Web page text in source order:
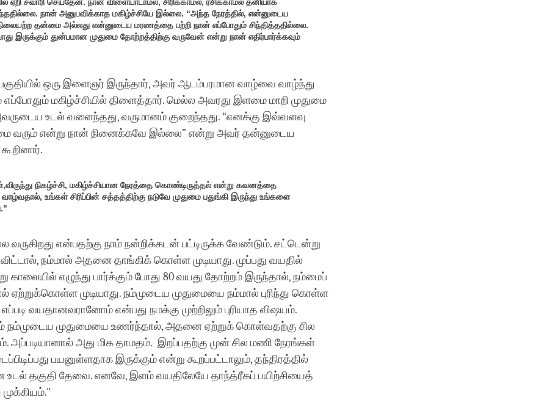
ஏறி சவாரி செய்தேன். நான் விளையாடாமல், சிரிக்காமல், ரசிக்காமல் தனியாக
நான் அனுபவிக்காத மகிழ்ச்சியே இல்லை. “அந்த நேரத்தில், என்னுடைய
தன்மை அல்லது என்னுடைய மரணத்தை பற்றி நான் எப்போதும் சிந்தித்ததில்லை.
இருக்கும் துன்பமான முதுமை தோற்றத்திற்கு வருவேன் என்று நான் எதிர்பார்க்கவும்
ஒரு இளைஞர் இருந்தார், அவர் ஆடம்பரமான வாழ்வை வாழ்ந்து
எப்போதும் மகிழ்ச்சியில் திளைத்தார். மெல்ல அவரது இளமை மாறி முதுமை
உடல் வளைந்தது, வருமானம் குறைந்தது. “எனக்கு இவ்வளவு
வரும் என்று நான் நினைக்கவே இல்லை” என்று அவர் தன்னுடைய
நிகழ்ச்சி, மகிழ்ச்சியான நேரத்தை கொண்டிருத்தல் என்று கவனத்தை
வாழ்வதால், உங்கள் சிரிப்பின் சத்தத்திற்கு நடுவே முதுமை பதுங்கி இருந்து உங்களை
வருகிறது என்பதற்கு நாம் நன்றிக்கடன் பட்டிருக்க வேண்டும். சட்டென்று
நம்மால் அதனை தாங்கிக் கொள்ள முடியாது. முப்பது வயதில்
காலையில் எழுந்து பார்க்கும் போது 80 வயது தோற்றம் இருந்தால், நம்மைப்
ஏற்றுக்கொள்ள முடியாது. நம்முடைய முதுமையை நம்மால் புரிந்து கொள்ள
எப்படி வயதானவரானோம் என்பது நமக்கு முற்றிலும் புரியாத விஷயம்.
நம்முடைய முதுமையை உணர்ந்தால், அதனை ஏற்றுக் கொள்வதற்கு சில
அப்படியானால் அது மிக தாமதம். இறப்பதற்கு முன் சில மணி நேரங்கள்
பயனுள்ளதாக இருக்கும் என்று கூறப்பட்டாலும், தந்திரத்தில்
உடல் தகுதி தேவை. எனவே, இளம் வயதிலேயே தாந்த்ரீகப் பயிற்சியைத்